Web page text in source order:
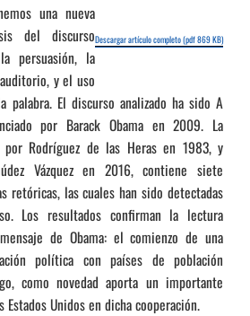
Descargar artículo completo (pdf 869 KB)
una nueva
del discurso
persuasión, la
y el uso
El discurso analizado ha sido A
por Barack Obama en 2009. La
por Rodríguez de las Heras en 1983, y
Vázquez en 2016, contiene siete
retóricas, las cuales han sido detectadas
Los resultados confirman la lectura
de Obama: el comienzo de una
política con países de población
como novedad aporta un importante
Unidos en dicha cooperación.